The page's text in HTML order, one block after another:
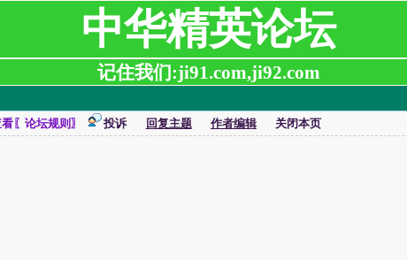
中华精英论坛
记住我们:ji91.com,ji92.com
〖论坛规则〗 投诉 回复主题 作者编辑 关闭本页